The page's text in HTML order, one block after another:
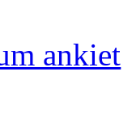
ankiet